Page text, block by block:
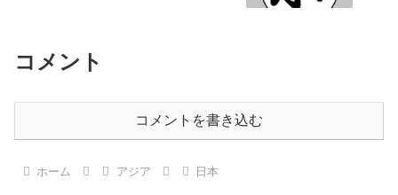
コメント
コメントを書き込む
ホーム アジア 日本